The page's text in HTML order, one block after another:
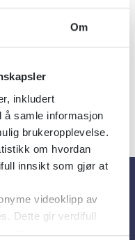
Om
inkludert
å samle informasjon
brukeropplevelse.
om hvordan
innsikt som gjør at
videoklipp av
Dette gir verdifull
oss.